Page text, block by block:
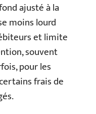
ajusté à la
moins lourd
et limite
souvent
pour les
frais de